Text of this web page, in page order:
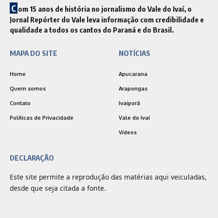
C om 15 anos de história no jornalismo do Vale do Ivaí, o
Jornal Repórter do Vale leva informação com credibilidade e
qualidade a todos os cantos do Paraná e do Brasil.
MAPA DO SITE
Home
Quem somos
Contato
Políticas de Privacidade
NOTÍCIAS
Apucarana
Arapongas
Ivaiporã
Vale do Ivaí
Vídeos
DECLARAÇÃO
Este site permite a reprodução das matérias aqui veiculadas,
desde que seja citada a fonte.